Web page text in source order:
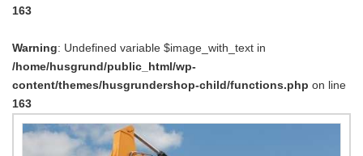
163
Warning: Undefined variable $image_with_text in
/home/husgrund/public_html/wp-
content/themes/husgrundershop-child/functions.php on line
163